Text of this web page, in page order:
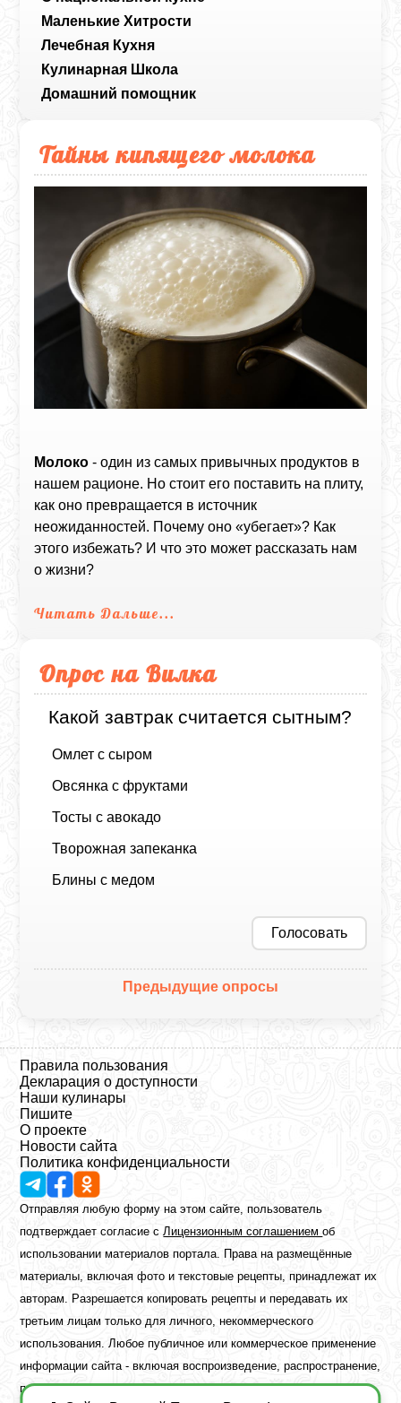
Маленькие Хитрости
Лечебная Кухня
Кулинарная Школа
Домашний помощник
Тайны кипящего молока
Молоко - один из самых привычных продуктов в
нашем рационе. Но стоит его поставить на плиту,
как оно превращается в источник
неожиданностей. Почему оно «убегает»? Как
этого избежать? И что это может рассказать нам
о жизни?
Читать Дальше...
Опрос на Вилка
Какой завтрак считается сытным?
Омлет с сыром
Овсянка с фруктами
Тосты с авокадо
Творожная запеканка
Блины с медом
Голосовать
Предыдущие опросы
Правила пользования
Декларация о доступности
Наши кулинары
Пишите
О проекте
Новости сайта
Политика конфиденциальности
Отправляя любую форму на этом сайте, пользователь
подтверждает согласие сЛицензионным соглашениемоб
использовании материалов портала. Права на размещённые
материалы, включая фото и текстовые рецепты, принадлежат их
авторам. Разрешается копировать рецепты и передавать их
третьим лицам только для личного, некоммерческого
использования. Любое публичное или коммерческое применение
информации сайта - включая воспроизведение, распространение,
публикацию или обработку - возможно лишь при наличии